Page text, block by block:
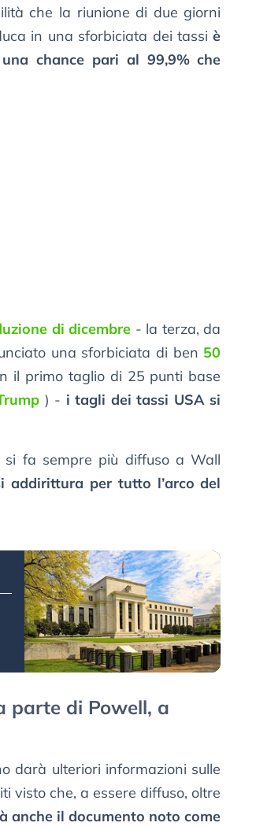
che la riunione di due giorni
in una sforbiciata dei tassiè
chance pari al 99,9% che
di dicembre - la terza, da
una sforbiciata di ben 50
il primo taglio di 25 punti base
) - i tagli dei tassi USA si
si fa sempre più diffuso a Wall
addirittura per tutto l’arco del
parte di Powell, a
darà ulteriori informazioni sulle
visto che, a essere diffuso, oltre
anche il documento noto come